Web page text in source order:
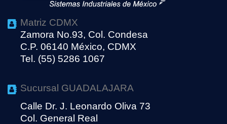
Matriz CDMX
Zamora No.93, Col. Condesa
C.P. 06140 México, CDMX
Tel. (55) 5286 1067
Sucursal GUADALAJARA
Calle Dr. J. Leonardo Oliva 73
Col. General Real